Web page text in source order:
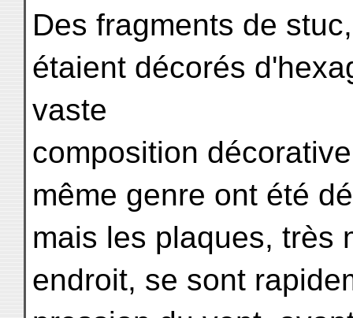
Des fragments de
étaient décorés
vaste
composition
même genre ont été
mais les plaques, très
endroit, se sont